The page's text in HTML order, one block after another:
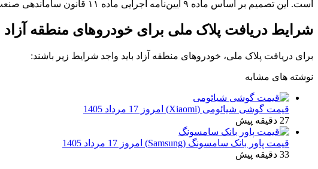
است. این تصمیم بر اساس ماده ۹ آیین‌نامه اجرایی ماده ۱۱ قانون ساماندهی صنعت خودرو مصوب سال ۱۴۰۳ اتخاذ شده و می‌تواند نقطه عطفی در سیاست‌های خودرویی و اقتصادی کشور باشد.
شرایط دریافت پلاک ملی برای خودروهای منطقه آزاد
برای دریافت پلاک ملی، خودروهای منطقه آزاد باید واجد شرایط زیر باشند:
نوشته های مشابه
قیمت گوشی شیائومی (Xiaomi) امروز 17 مرداد 1405
27 دقیقه پیش
قیمت پاور بانک سامسونگ (Samsung) امروز 17 مرداد 1405
33 دقیقه پیش